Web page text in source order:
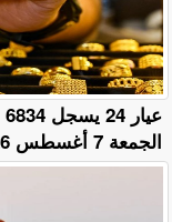
الجمعة 7 أغسطس 2026